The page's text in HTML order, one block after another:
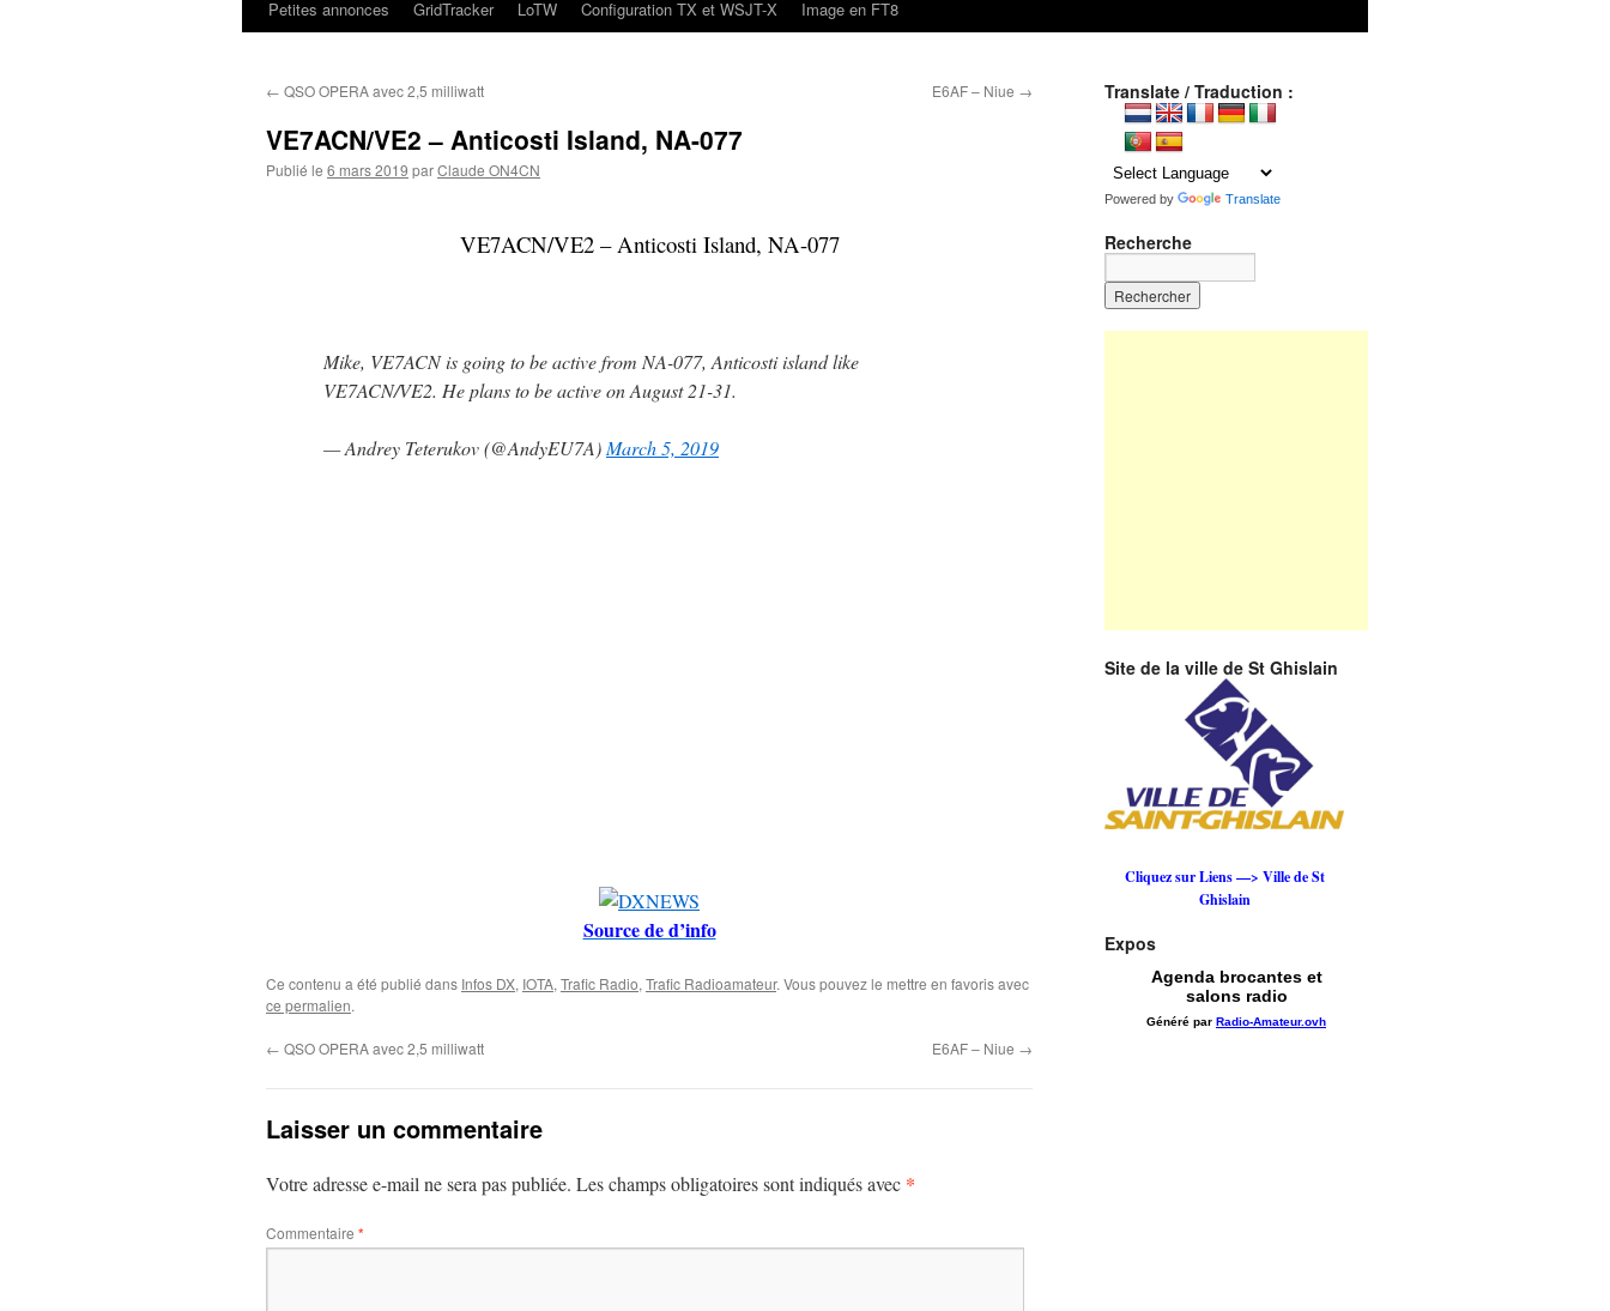
Petites annonces
GridTracker LoTW Configuration TX et WSJT-X Image en FT8
← QSO OPERA avec 2,5 milliwatt E6AF – Niue →
VE7ACN/VE2 – Anticosti Island, NA-077
Publié le 6 mars 2019 parClaude ON4CN
VE7ACN/VE2 – Anticosti Island, NA-077
Mike, VE7ACN is going to be active from NA-077, Anticosti island like
VE7ACN/VE2. He plans to be active on August 21-31.
— Andrey Teterukov (@AndyEU7A) March 5, 2019
Source de d’info
Ce contenu a été publié dans Infos DX, IOTA, Trafic Radio, Trafic Radioamateur. Vous pouvez le mettre en favoris avec
ce permalien.
← QSO OPERA avec 2,5 milliwatt E6AF – Niue →
Laisser un commentaire
Votre adresse e-mail ne sera pas publiée. Les champs obligatoires sont indiqués avec *
Commentaire *
Translate / Traduction :
Powered by Translate
Recherche
Site de la ville de St Ghislain
Cliquez sur Liens —> Ville de St
Ghislain
Expos